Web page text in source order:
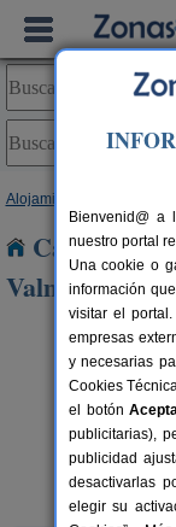
Alojamientos
Casas
Valmadrigal
Bienvenid@ a
nuestro portal
Una cookie o
información
visitar el
empresas
y necesarias
Cookies
el botón
publicitarias),
publicidad
desactivarlas
elegir su